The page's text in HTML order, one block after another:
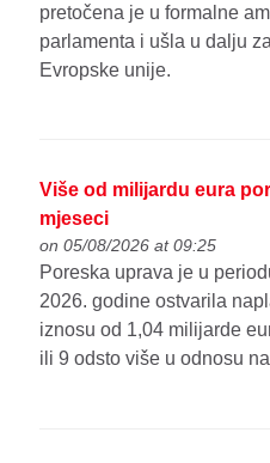
pretočena je u formalne
parlamenta i ušla u dalju
Evropske unije.
Više od milijardu eura
mjeseci
on 05/08/2026 at 09:25
Poreska uprava je u
2026. godine ostvarila
iznosu od 1,04 milijarde
ili 9 odsto više u odnosu